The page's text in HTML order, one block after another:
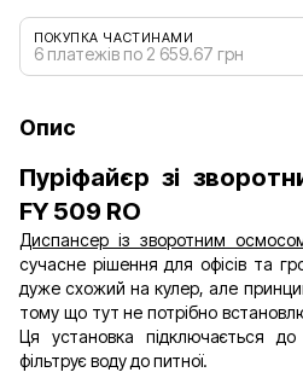
ПОКУПКА ЧАСТИНАМИ
6 платежів по 2 659.67 грн
Опис
Пуріфайєр зі
FY 509 RO
Диспансер із зворотним
сучасне рішення для офісів та
дуже схожий на кулер, але
тому що тут не потрібно
Ця установка підключається
фільтрує воду до питної.